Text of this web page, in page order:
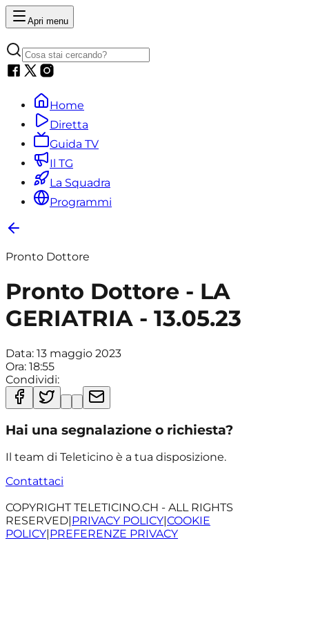
Apri menu
Home
Diretta
Guida TV
Il TG
La Squadra
Programmi
Pronto Dottore
Pronto Dottore - LA
GERIATRIA - 13.05.23
Data: 13 maggio 2023
Ora: 18:55
Condividi:
Hai una segnalazione o richiesta?
Il team di Teleticino è a tua disposizione.
Contattaci
COPYRIGHT TELETICINO.CH - ALL RIGHTS
RESERVED|PRIVACY POLICY|COOKIE
POLICY|PREFERENZE PRIVACY